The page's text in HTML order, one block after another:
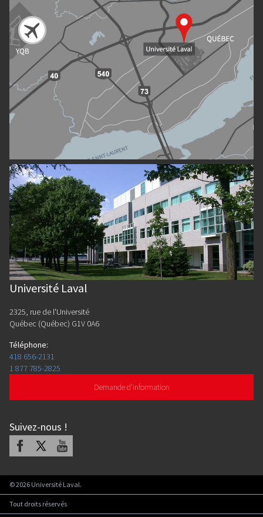
Université Laval
2325, rue de l'Université
Québec (Québec) G1V 0A6
Téléphone:
418 656-2131
1 877 785-2825
Demande d'information
Suivez-nous !
Facebook Youtube
©2026 Université Laval.
Tout droits réservés